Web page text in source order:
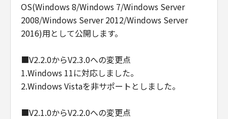
OS(Windows 8/Windows 7/Windows Server
2008/Windows Server 2012/Windows Server
2016)用として公開します。
■V2.2.0からV2.3.0への変更点
1.Windows 11に対応しました。
2.Windows Vistaを非サポートとしました。
■V2.1.0からV2.2.0への変更点